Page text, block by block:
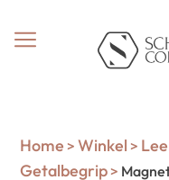
Home > Winkel >
Getalbegrip>